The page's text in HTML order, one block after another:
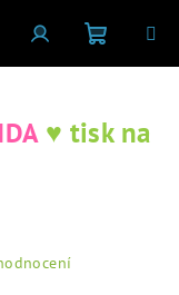
PřihlášeníNákupní
košík
♥ tisk na